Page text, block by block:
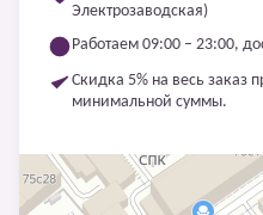
Электрозаводская)
Работаем 09:00 – 23:00,
Скидка 5% на весь заказ
минимальной суммы.